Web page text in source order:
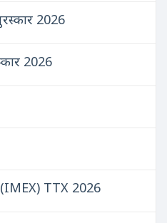
2026
2026
TTX 2026